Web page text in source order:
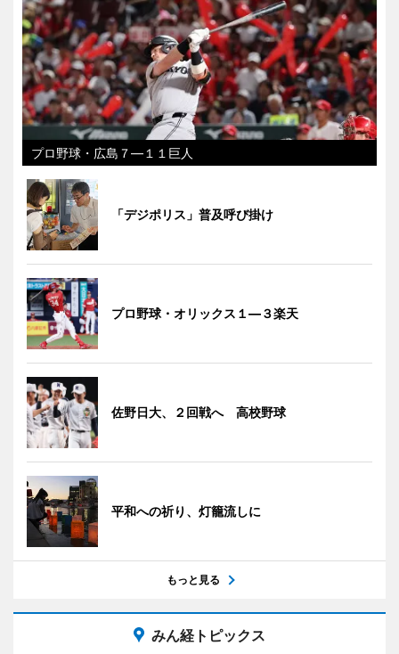
プロ野球・広島７―１１巨人
「デジポリス」普及呼び掛け
プロ野球・オリックス１―３楽天
佐野日大、２回戦へ 高校野球
平和への祈り、灯籠流しに
もっと見る
みん経トピックス